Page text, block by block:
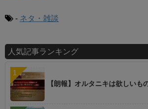
- ネタ・雑談
人気記事ランキング
【朗報】オルタニキは欲しいも